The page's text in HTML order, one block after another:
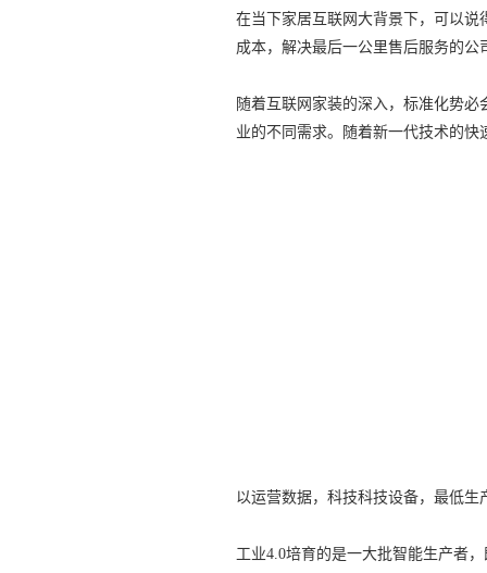
在当下家居互联网大背景下，可以
成本，解决最后一公里售后服务的
随着互联网家装的深入，标准化势
业的不同需求。随着新一代技术的
以运营数据，科技科技设备，最低生
工业4.0培育的是一大批智能生产者